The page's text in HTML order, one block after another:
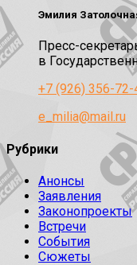
Эмилия
Пресс-
в
+7 (926) 356-72-
e_milia@mail.ru
Рубрики
Анонсы
Заявления
Законопроекты
Встречи
События
Сюжеты